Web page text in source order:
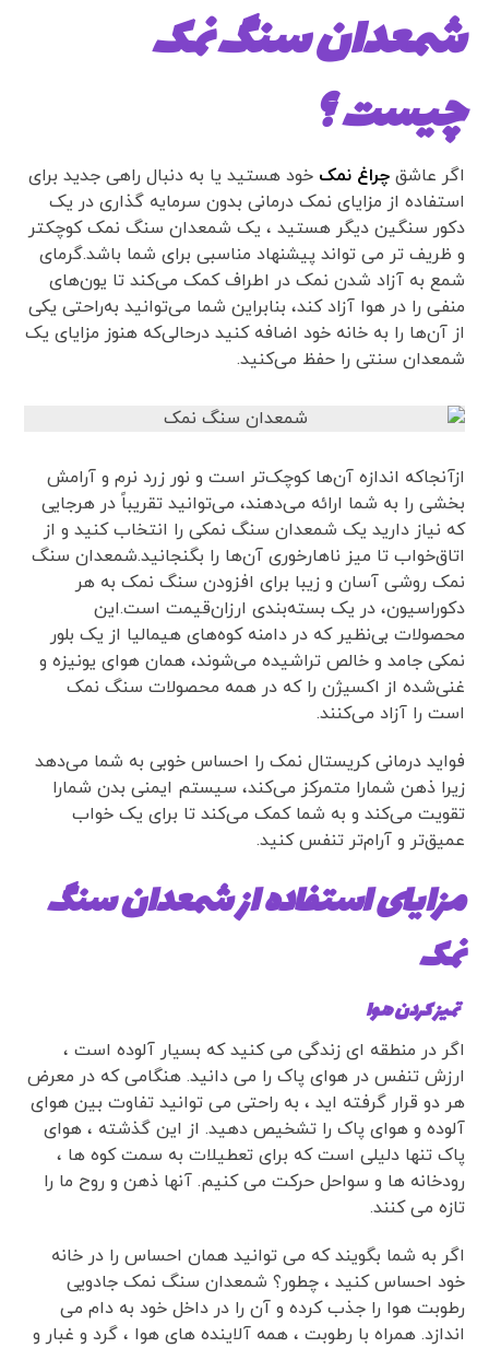
شمعدان سنگ نمک
چیست ؟
اگر عاشقچراغ نمک خود هستید یا به دنبال راهی جدید برای
استفاده از مزایای نمک درمانی بدون سرمایه گذاری در یک
دکور سنگین دیگر هستید ، یک شمعدان سنگ نمک کوچکتر
و ظریف تر می تواند پیشنهاد مناسبی برای شما باشد.گرمای
شمع به آزاد شدن نمک در اطراف کمک می‌کند تا یون‌های
منفی را در هوا آزاد کند، بنابراین شما می‌توانید به‌راحتی یکی
از آن‌ها را به خانه خود اضافه کنید درحالی‌که هنوز مزایای یک
شمعدان سنتی را حفظ می‌کنید.
ازآنجاکه اندازه آن‌ها کوچک‌تر است و نور زرد نرم و آرامش
بخشی را به شما ارائه می‌دهند، می‌توانید تقریباً در هرجایی
که نیاز دارید یک شمعدان سنگ نمکی را انتخاب کنید و از
اتاق‌خواب تا میز ناهارخوری آن‌ها را بگنجانید.شمعدان سنگ
نمک روشی آسان و زیبا برای افزودن سنگ نمک به هر
دکوراسیون، در یک بسته‌بندی ارزان‌قیمت است.این
محصولات بی‌نظیر که در دامنه کوه‌های هیمالیا از یک بلور
نمکی جامد و خالص تراشیده می‌شوند، همان هوای یونیزه و
غنی‌شده از اکسیژن را که در همه محصولات سنگ نمک
است را آزاد می‌کنند.
فواید درمانی کریستال نمک را احساس خوبی به شما می‌دهد
زیرا ذهن شمارا متمرکز می‌کند، سیستم ایمنی بدن شمارا
تقویت می‌کند و به شما کمک می‌کند تا برای یک خواب
عمیق‌تر و آرام‌تر تنفس کنید.
مزایای استفاده از شمعدان سنگ
نمک
تمیز کردن هوا
اگر در منطقه ای زندگی می کنید که بسیار آلوده است ،
ارزش تنفس در هوای پاک را می دانید. هنگامی که در معرض
هر دو قرار گرفته اید ، به راحتی می توانید تفاوت بین هوای
آلوده و هوای پاک را تشخیص دهید. از این گذشته ، هوای
پاک تنها دلیلی است که برای تعطیلات به سمت کوه ها ،
رودخانه ها و سواحل حرکت می کنیم. آنها ذهن و روح ما را
تازه می کنند.
اگر به شما بگویند که می توانید همان احساس را در خانه
خود احساس کنید ، چطور؟ شمعدان سنگ نمک جادویی
رطوبت هوا را جذب کرده و آن را در داخل خود به دام می
اندازد. همراه با رطوبت ، همه آلاینده های هوا ، گرد و غبار و